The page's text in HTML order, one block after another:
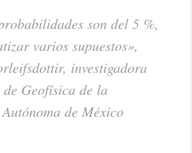
son del 5 %,
varios supuestos»,
investigadora
Geofísica de la
de México